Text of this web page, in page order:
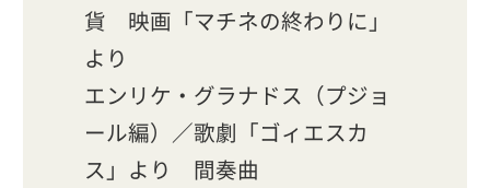
貨 映画「マチネの終わりに」
より
エンリケ・グラナドス（プジョ
ール編）／歌劇「ゴィエスカ
ス」より 間奏曲